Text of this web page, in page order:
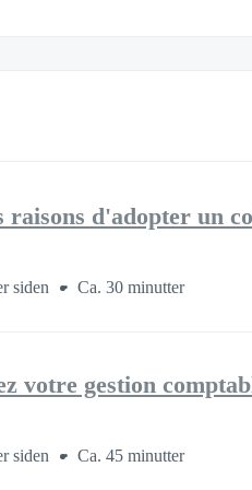
raisons d'adopter un
siden Ca. 30 minutter
votre gestion
siden Ca. 45 minutter